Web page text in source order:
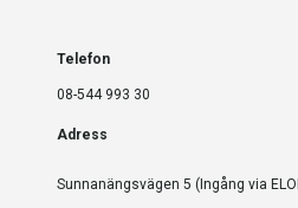
Telefon
08-544 993 30
Adress
Sunnanängsvägen 5 (Ingång via